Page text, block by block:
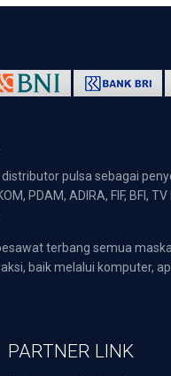
pulsa sebagai
PDAM, ADIRA, FIF,
terbang semua
baik melalui komputer,
PARTNER LINK